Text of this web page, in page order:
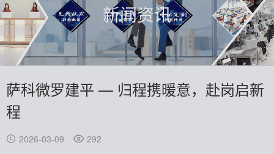
新闻资讯
萨科微罗建平 — 归程携暖意，赴岗启新
程
2026-03-09 292